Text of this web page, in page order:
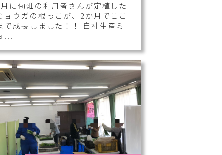
に旬畑の利用者さんが定植した
ョウガの根っこが、2か月でここ
で成長しました！！ 自社生産ミ
...